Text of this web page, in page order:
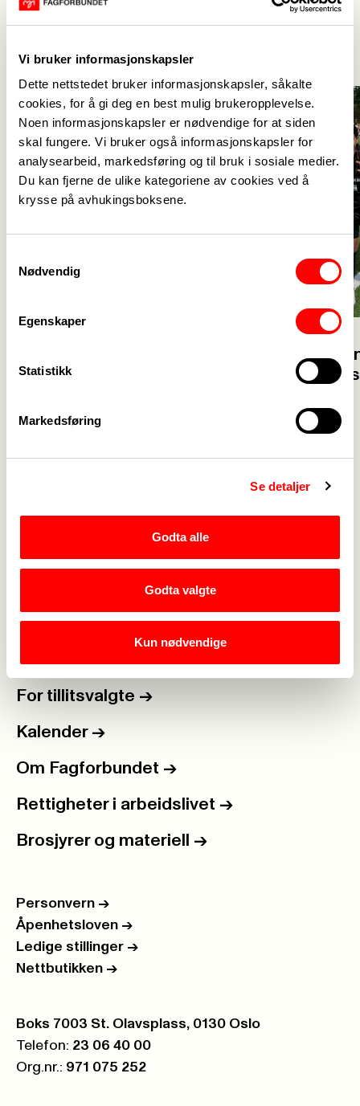
Vi bruker informasjonskapsler
Dette nettstedet bruker informasjonskapsler, såkalte
cookies, for å gi deg en best mulig brukeropplevelse.
Noen informasjonskapsler er nødvendige for at siden
skal fungere. Vi bruker også informasjonskapsler for
analysearbeid, markedsføring og til bruk i sosiale medier.
Du kan fjerne de ulike kategoriene av cookies ved å
krysse på avhukingsboksene.
Nødvendig
Egenskaper
Statistikk
Markedsføring
Se detaljer
Godta alle
Godta valgte
Kun nødvendige
Aktuelt
Se alle->
Glad for at flere vil bli
Lønn og tariff ->
Kontakt oss ->
For tillitsvalgte ->
Kalender ->
Om Fagforbundet ->
Rettigheter i arbeidslivet ->
Brosjyrer og materiell ->
Personvern ->
Åpenhetsloven ->
Ledige stillinger ->
Nettbutikken ->
Postboks:
Boks 7003 St. Olavsplass, 0130 Oslo
Telefon: 23 06 40 00
Org.nr.: 971 075 252